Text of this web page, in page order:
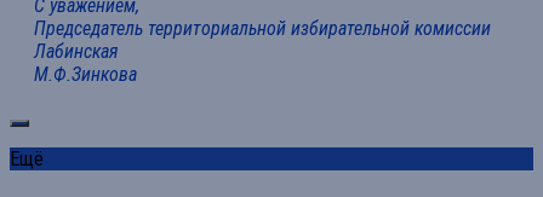
С уважением,
Председатель территориальной избирательной комиссии
Лабинская
М.Ф.Зинкова
Ещё